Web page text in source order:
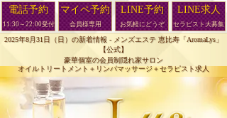
2025年8月31日（日）の新着情報 - メンズエステ 恵比寿「AromaLys」
【公式】
豪華個室の会員制隠れ家サロン
オイルトリートメント＋リンパマッサージ＋セラピスト求人
電話予約
11:30～22:00受付
マイペ予約
会員様専用
LINE予約
お気軽にどうぞ
LINE求人
セラピスト大募集